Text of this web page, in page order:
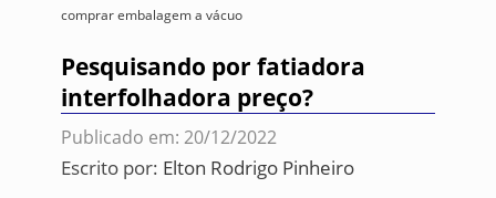
comprar embalagem a vácuo
Pesquisando por fatiadora
interfolhadora preço?
Publicado em: 20/12/2022
Escrito por: Elton Rodrigo Pinheiro